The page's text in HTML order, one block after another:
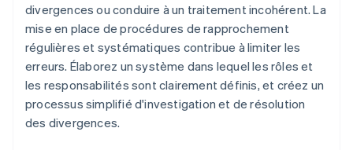
divergences ou conduire à un traitement incohérent. La
mise en place de procédures de rapprochement
régulières et systématiques contribue à limiter les
erreurs. Élaborez un système dans lequel les rôles et
les responsabilités sont clairement définis, et créez un
processus simplifié d'investigation et de résolution
des divergences.